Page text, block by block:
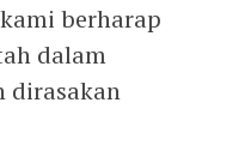
berharap
dalam
dirasakan